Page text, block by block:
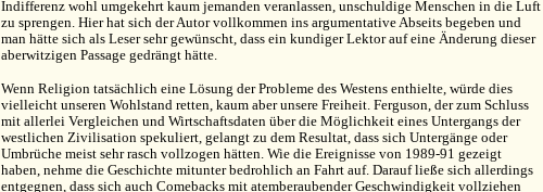
Indifferenz wohl umgekehrt kaum jemanden veranlassen, unschuldige Menschen in die Luft
zu sprengen. Hier hat sich der Autor vollkommen ins argumentative Abseits begeben und
man hätte sich als Leser sehr gewünscht, dass ein kundiger Lektor auf eine Änderung dieser
aberwitzigen Passage gedrängt hätte.
Wenn Religion tatsächlich eine Lösung der Probleme des Westens enthielte, würde dies
vielleicht unseren Wohlstand retten, kaum aber unsere Freiheit. Ferguson, der zum Schluss
mit allerlei Vergleichen und Wirtschaftsdaten über die Möglichkeit eines Untergangs der
westlichen Zivilisation spekuliert, gelangt zu dem Resultat, dass sich Untergänge oder
Umbrüche meist sehr rasch vollzogen hätten. Wie die Ereignisse von 1989-91 gezeigt
haben, nehme die Geschichte mitunter bedrohlich an Fahrt auf. Darauf ließe sich allerdings
entgegnen, dass sich auch Comebacks mit atemberaubender Geschwindigkeit vollziehen